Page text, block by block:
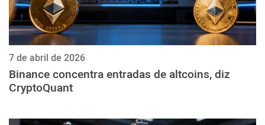
7 de abril de 2026
Binance concentra entradas de altcoins, diz
CryptoQuant